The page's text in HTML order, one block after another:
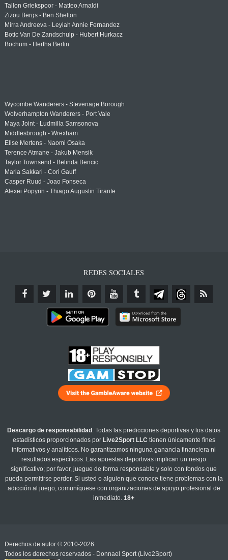
Tallon Griekspoor - Matteo Arnaldi
Zizou Bergs - Ben Shelton
Mirra Andreeva - Leylah Annie Fernandez
Botic Van De Zandschulp - Hubert Hurkacz
Bochum - Hertha Berlin
Wycombe Wanderers - Stevenage Borough
Wolverhampton Wanderers - Port Vale
Maya Joint - Ludmilla Samsonova
Middlesbrough - Wrexham
Elise Mertens - Naomi Osaka
Terence Atmane - Jakub Mensik
Taylor Townsend - Belinda Bencic
Maria Sakkari - Cori Gauff
Casper Ruud - Joao Fonseca
Alexei Popyrin - Thiago Augustin Tirante
REDES SOCIALES
Descargo de responsabilidad : Todas las predicciones deportivas y los datos
estadísticos proporcionados por Live2Sport LLC tienen únicamente fines
informativos y analíticos. No garantizamos ninguna ganancia financiera ni
resultados específicos. Las apuestas deportivas implican un riesgo
significativo; por favor, juegue de forma responsable y solo con fondos que
pueda permitirse perder. Si usted o alguien que conoce tiene problemas con la
adicción al juego, comuníquese con organizaciones de apoyo profesional de
inmediato.18+
Derechos de autor © 2010-2026
Todos los derechos reservados - Donnael Sport (Live2Sport)